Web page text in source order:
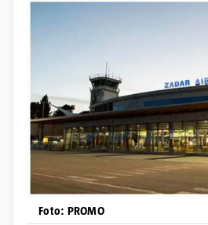
Foto: PROMO